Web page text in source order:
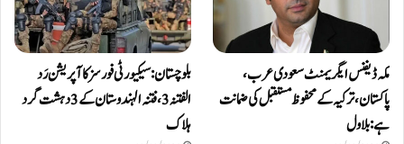
مکہ ڈیفنس ایگریمنٹ سعودی عرب،
پاکستان، ترکیہ کے محفوظ مستقبل کی ضمانت
ہے: بلاول
بلوچستان: سیکیورٹی فورسز کا آپریشن رَد
الفتنہ 3، فتنہ الہندوستان کے 3 دہشت گرد
ہلاک